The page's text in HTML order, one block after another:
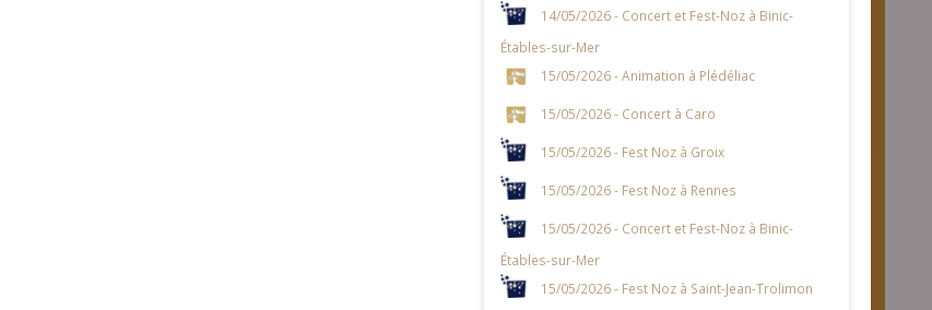
14/05/2026 - Concert et Fest-Noz à Binic-
Étables-sur-Mer
15/05/2026 - Animation à Plédéliac
15/05/2026 - Concert à Caro
15/05/2026 - Fest Noz à Groix
15/05/2026 - Fest Noz à Rennes
15/05/2026 - Concert et Fest-Noz à Binic-
Étables-sur-Mer
15/05/2026 - Fest Noz à Saint-Jean-Trolimon